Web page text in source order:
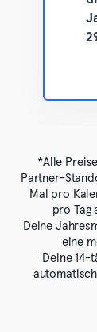
*Alle
Partner-
Mal pro
pro Tag
Deine
eine
Deine 14-